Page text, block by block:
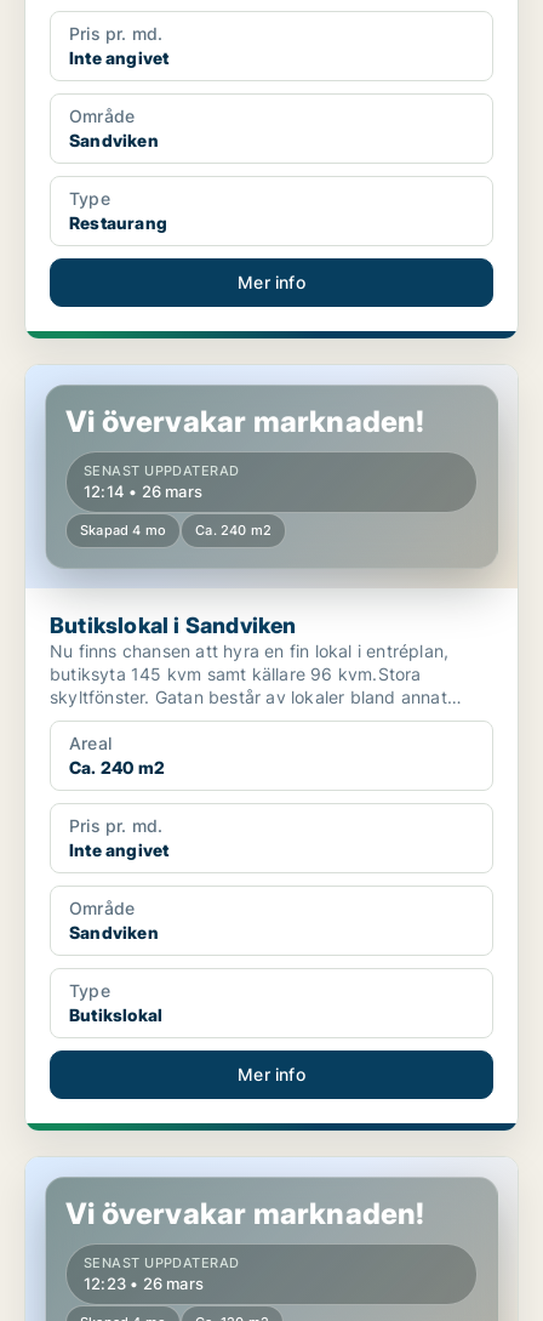
Pris pr. md.
Inte angivet
Område
Sandviken
Type
Restaurang
Mer info
Butikslokal i Sandviken
Vi övervakar marknaden!
SENAST UPPDATERAD
12:14 • 26 mars
Skapad 4 mo Ca. 240 m2
Butikslokal i Sandviken
Nu finns chansen att hyra en fin lokal i entréplan,
butiksyta 145 kvm samt källare 96 kvm.Stora
skyltfönster. Gatan består av lokaler bland annat
Nordea samt...
Areal
Ca. 240 m2
Pris pr. md.
Inte angivet
Område
Sandviken
Type
Butikslokal
Mer info
Butikslokal i Sandviken
Vi övervakar marknaden!
SENAST UPPDATERAD
12:23 • 26 mars